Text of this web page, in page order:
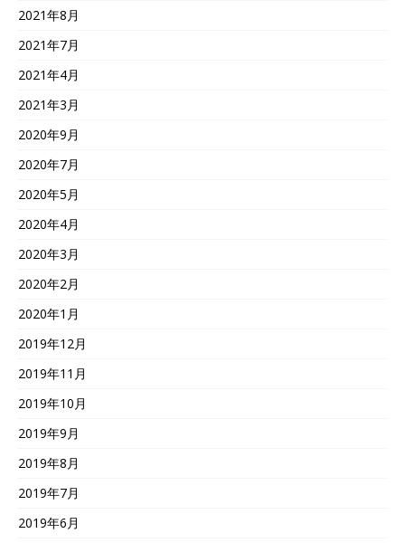
2021年8月
2021年7月
2021年4月
2021年3月
2020年9月
2020年7月
2020年5月
2020年4月
2020年3月
2020年2月
2020年1月
2019年12月
2019年11月
2019年10月
2019年9月
2019年8月
2019年7月
2019年6月